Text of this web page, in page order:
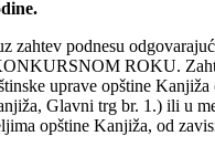
zahtev podnesu
ROKU.
uprave opštine Kanjiža
Glavni trg br. 1.) ili u
opštine Kanjiža, od